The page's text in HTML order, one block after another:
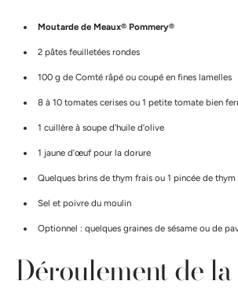
Moutarde de Meaux® Pommery®
2 pâtes feuilletées rondes
100 g de Comté râpé ou coupé en fines lamelles
8 à 10 tomates cerises ou 1 petite tomate bien
1 cuillère à soupe d’huile d’olive
1 jaune d’œuf pour la dorure
Quelques brins de thym frais ou 1 pincée de thym
Sel et poivre du moulin
Optionnel : quelques graines de sésame ou de
Déroulement de